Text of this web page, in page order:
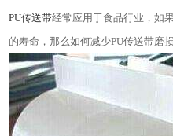
PU传送带经常应用于食品行业，如
的寿命，那么如何减少PU传送带磨